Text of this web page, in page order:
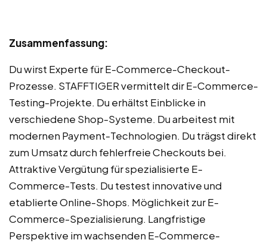
Zusammenfassung:
Du wirst Experte für E-Commerce-Checkout-
Prozesse. STAFFTIGER vermittelt dir E-Commerce-
Testing-Projekte. Du erhältst Einblicke in
verschiedene Shop-Systeme. Du arbeitest mit
modernen Payment-Technologien. Du trägst direkt
zum Umsatz durch fehlerfreie Checkouts bei.
Attraktive Vergütung für spezialisierte E-
Commerce-Tests. Du testest innovative und
etablierte Online-Shops. Möglichkeit zur E-
Commerce-Spezialisierung. Langfristige
Perspektive im wachsenden E-Commerce-